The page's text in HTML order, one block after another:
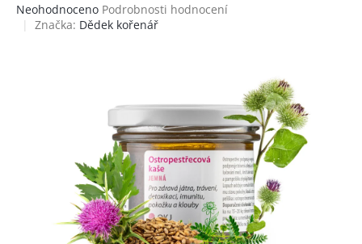
Průměrné
hodnocení
Neohodnoceno Podrobnosti hodnocení
Značka: Dědek kořenář